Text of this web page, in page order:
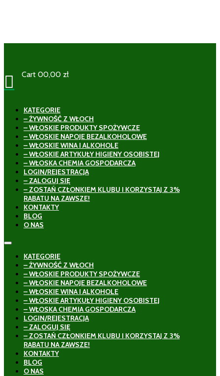
 Cart 00,00 zł
KATEGORIE
– ŻYWNOŚĆ Z WŁOCH
– WŁOSKIE PRODUKTY SPOŻYWCZE
– WŁOSKIE NAPOJE BEZALKOHOLOWE
– WŁOSKIE WINA I ALKOHOLE
– WŁOSKIE ARTYKUŁY HIGIENY OSOBISTEJ
– WŁOSKA CHEMIA GOSPODARCZA
LOGIN/REJESTRACJA
– ZALOGUJ SIĘ
– ZOSTAŃ CZŁONKIEM KLUBU I KORZYSTAJ Z 3%
RABATU NA ZAWSZE!
KONTAKTY
BLOG
O NAS
KATEGORIE
– ŻYWNOŚĆ Z WŁOCH
– WŁOSKIE PRODUKTY SPOŻYWCZE
– WŁOSKIE NAPOJE BEZALKOHOLOWE
– WŁOSKIE WINA I ALKOHOLE
– WŁOSKIE ARTYKUŁY HIGIENY OSOBISTEJ
– WŁOSKA CHEMIA GOSPODARCZA
LOGIN/REJESTRACJA
– ZALOGUJ SIĘ
– ZOSTAŃ CZŁONKIEM KLUBU I KORZYSTAJ Z 3%
RABATU NA ZAWSZE!
KONTAKTY
BLOG
O NAS